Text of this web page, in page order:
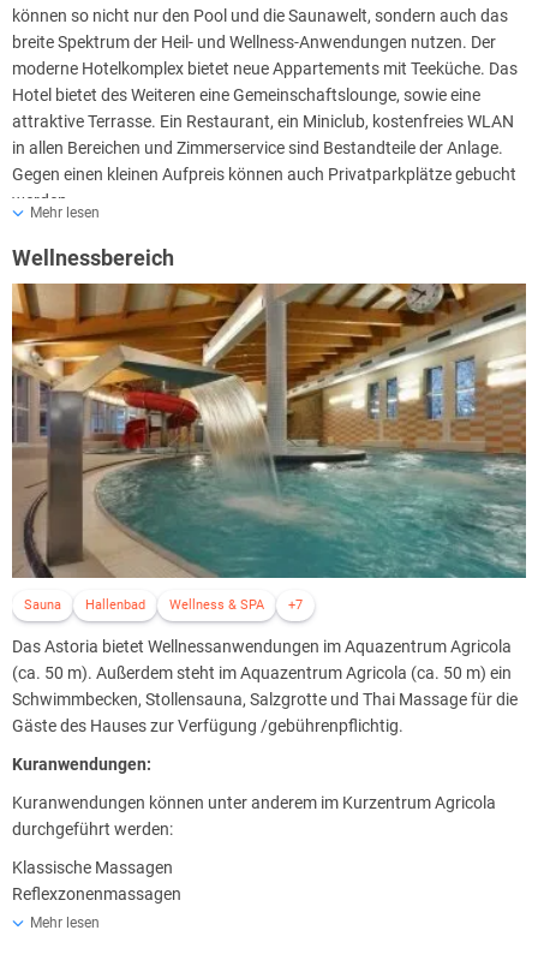
können so nicht nur den Pool und die Saunawelt, sondern auch das
breite Spektrum der Heil- und Wellness-Anwendungen nutzen. Der
moderne Hotelkomplex bietet neue Appartements mit Teeküche. Das
Hotel bietet des Weiteren eine Gemeinschaftslounge, sowie eine
attraktive Terrasse. Ein Restaurant, ein Miniclub, kostenfreies WLAN
in allen Bereichen und Zimmerservice sind Bestandteile der Anlage.
Gegen einen kleinen Aufpreis können auch Privatparkplätze gebucht
werden.
Frühstücksbuffet bereit, um den Tag unbeschwert und voller Kraft
starten zu können. Aktivurlauber können in und rund um Jáchymov
sportlich aktiv werden und zum Beispiel Skifahren oder Radfahren.
Eine Buchung für das Hotel ist bis spätestens zwei Tage vor Anreise
möglich.
Mehr lesen
Wellnessbereich
Sauna Hallenbad Wellness & SPA +7
Das Astoria bietet Wellnessanwendungen im Aquazentrum Agricola
(ca. 50 m). Außerdem steht im Aquazentrum Agricola (ca. 50 m) ein
Schwimmbecken, Stollensauna, Salzgrotte und Thai Massage für die
Gäste des Hauses zur Verfügung /gebührenpflichtig.
Kuranwendungen:
Kuranwendungen können unter anderem im Kurzentrum Agricola
durchgeführt werden:
Klassische Massagen
Reflexzonenmassagen
Akupunktur
Mehr lesen